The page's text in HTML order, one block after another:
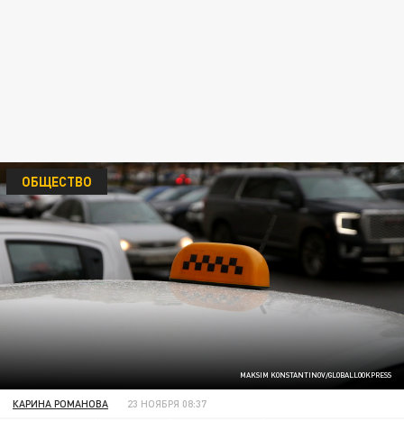
MAKSIM KONSTANTINOV/GLOBALLOOKPRESS
ОБЩЕСТВО
КАРИНА РОМАНОВА 23 НОЯБРЯ 08:37